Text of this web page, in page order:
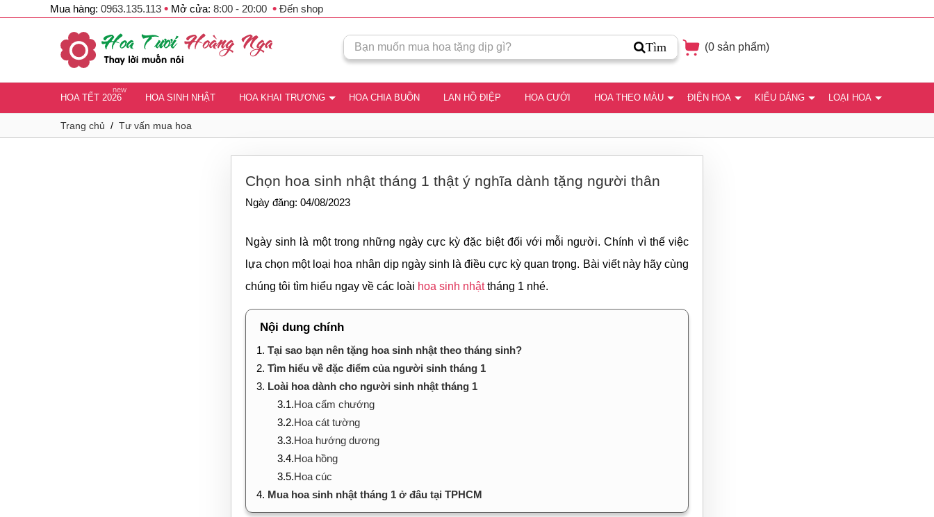
Mua hàng: 0963.135.113 • Mở cửa: 8:00 - 20:00 • Đến shop
Tìm (0 sản phẩm)
new
HOA TẾT 2026 HOA SINH NHẬT HOA KHAI TRƯƠNG HOA CHIA BUỒN LAN HỒ ĐIỆP HOA CƯỚI HOA THEO MÀU ĐIỆN HOA KIỂU DÁNG LOẠI HOA
Trang chủ / Tư vấn mua hoa
Chọn hoa sinh nhật tháng 1 thật ý nghĩa dành tặng người thân
Ngày đăng: 04/08/2023
Ngày sinh là một trong những ngày cực kỳ đặc biệt đối với mỗi người. Chính vì thế việc
lựa chọn một loại hoa nhân dịp ngày sinh là điều cực kỳ quan trọng. Bài viết này hãy cùng
chúng tôi tìm hiểu ngay về các loài hoa sinh nhậttháng 1 nhé.
Nội dung chính
1. Tại sao bạn nên tặng hoa sinh nhật theo tháng sinh?
2. Tìm hiểu về đặc điểm của người sinh tháng 1
3. Loài hoa dành cho người sinh nhật tháng 1
3.1.Hoa cẩm chướng
3.2.Hoa cát tường
3.3.Hoa hướng dương
3.4.Hoa hồng
3.5.Hoa cúc
4. Mua hoa sinh nhật tháng 1 ở đâu tại TPHCM